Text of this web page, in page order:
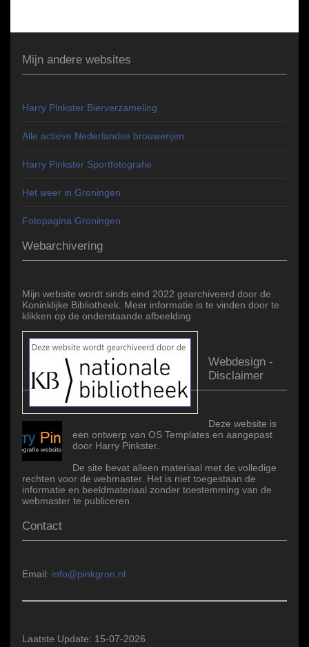
Mijn andere websites
Harry Pinkster Bierverzameling
Alle actieve Nederlandse brouwerijen
Harry Pinkster Sportfotografie
Het weer in Groningen
Fotopagina Groningen
Webarchivering
Mijn website wordt sinds eind 2022 gearchiveerd door de
Koninklijke Bibliotheek. Meer informatie is te vinden door te
klikken op de onderstaande afbeelding
Webdesign -
Disclaimer
Deze website is
een ontwerp van OS Templates en aangepast
door Harry Pinkster.
De site bevat alleen materiaal met de volledige
rechten voor de webmaster. Het is niet toegestaan de
informatie en beeldmateriaal zonder toestemming van de
webmaster te publiceren.
Contact
Email: info@pinkgron.nl
Laatste Update: 15-07-2026